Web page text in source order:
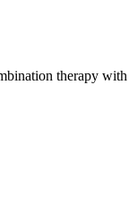
therapy with